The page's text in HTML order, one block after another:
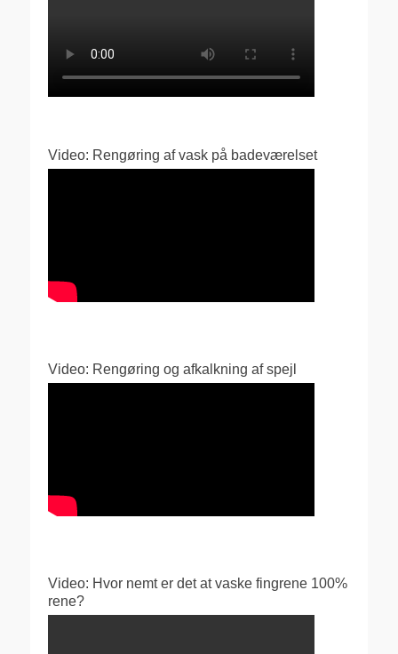
Video: Rengøring af vask på badeværelset
Video: Rengøring og afkalkning af spejl
Video: Hvor nemt er det at vaske fingrene 100%
rene?